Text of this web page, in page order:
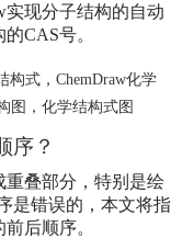
实现分子结构的自动
CAS号。
构式， ChemDraw化学
图 ， 化学结构式图
序？
重叠部分，特别是绘
是错误的，本文将指
后顺序。